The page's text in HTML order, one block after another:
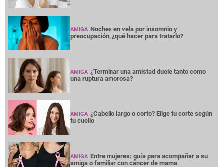
AMIGA Noches en vela por insomnio y
preocupación, ¿qué hacer para tratarlo?
AMIGA ¿Terminar una amistad duele tanto como
una ruptura amorosa?
AMIGA ¿Cabello largo o corto? Elige tu corte según
tu cuello
AMIGA Entre mujeres: guía para acompañar a su
amiga o familiar con cáncer de mama